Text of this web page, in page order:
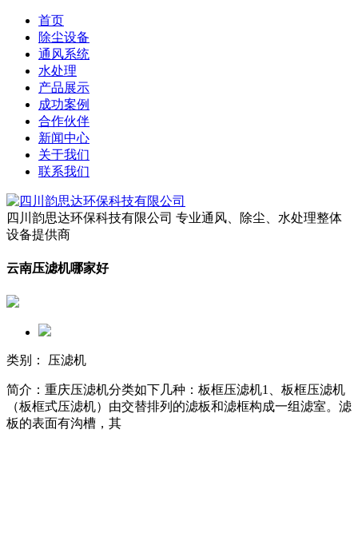
首页
除尘设备
通风系统
水处理
产品展示
成功案例
合作伙伴
新闻中心
关于我们
联系我们
四川韵思达环保科技有限公司 专业通风、除尘、水处理整体
设备提供商
云南压滤机哪家好
类别： 压滤机
简介：重庆压滤机分类如下几种：板框压滤机1、板框压滤机
（板框式压滤机）由交替排列的滤板和滤框构成一组滤室。滤
板的表面有沟槽，其